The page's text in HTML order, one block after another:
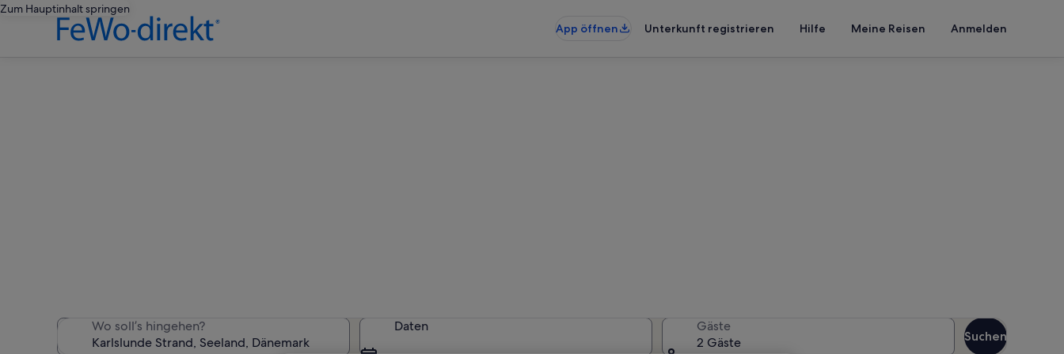
Zum Hauptinhalt springen
App öffnen
Unterkunft registrieren Hilfe Meine Reisen Anmelden
Wo soll’s hingehen? Daten
Gäste
2 Gäste
Suchen